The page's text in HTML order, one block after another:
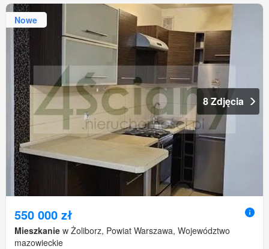
Nowe
8 Zdjęcia
550 000 zł
Mieszkanie w Żoliborz, Powiat Warszawa, Województwo
mazowieckie